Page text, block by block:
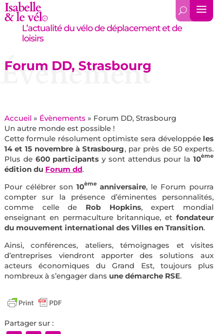
L’actualité du vélo de déplacement et de
loisirs
Forum DD, Strasbourg
Évènement
Accueil » Évènements » Forum DD, Strasbourg
Un autre monde est possible !
Cette formule résolument optimiste sera développée les
14 et 15 novembre à Strasbourg, par près de 50 experts.
Plus de 600 participants y sont attendus pour la 10ème
édition du Forum dd.
Pour célébrer son 10ème anniversaire, le Forum pourra
compter sur la présence d’éminentes personnalités,
comme celle de Rob Hopkins, expert mondial
enseignant en permaculture britannique, etfondateur
du mouvement international des Villes en Transition.
Ainsi, conférences, ateliers, témoignages et visites
d’entreprises viendront apporter des solutions aux
acteurs économiques du Grand Est, toujours plus
nombreux à s’engager dans une démarche RSE.
Partager sur :